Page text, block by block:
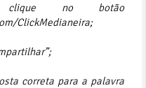
clique no botão
ClickMedianeira;
correta para a palavra